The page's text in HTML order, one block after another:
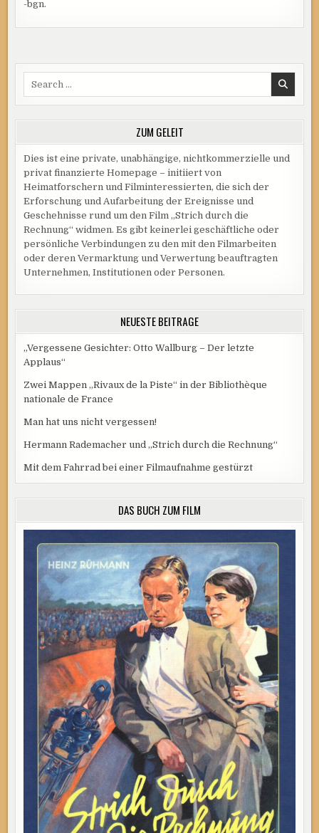
-bgn.
ZUM GELEIT
Dies ist eine private, unabhängige, nichtkommerzielle und
privat finanzierte Homepage – initiiert von
Heimatforschern und Filminteressierten, die sich der
Erforschung und Aufarbeitung der Ereignisse und
Geschehnisse rund um den Film „Strich durch die
Rechnung“ widmen. Es gibt keinerlei geschäftliche oder
persönliche Verbindungen zu den mit den Filmarbeiten
oder deren Vermarktung und Verwertung beauftragten
Unternehmen, Institutionen oder Personen.
NEUESTE BEITRÄGE
„Vergessene Gesichter: Otto Wallburg – Der letzte
Applaus“
Zwei Mappen „Rivaux de la Piste“ in der Bibliothèque
nationale de France
Man hat uns nicht vergessen!
Hermann Rademacher und „Strich durch die Rechnung“
Mit dem Fahrrad bei einer Filmaufnahme gestürzt
DAS BUCH ZUM FILM